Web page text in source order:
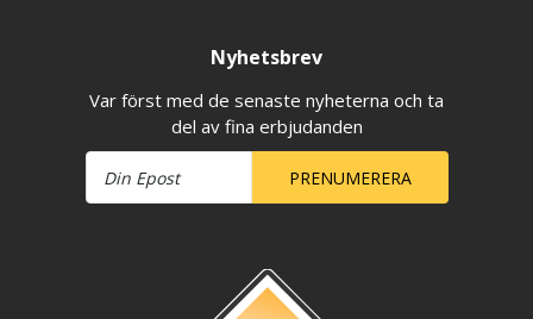
Nyhetsbrev
Var först med de senaste nyheterna och ta
del av fina erbjudanden
PRENUMERERA